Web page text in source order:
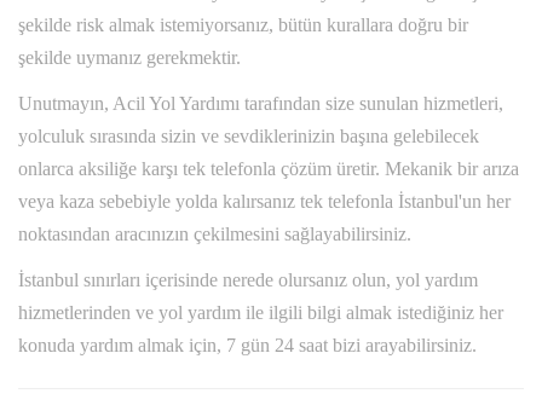
şekilde risk almak istemiyorsanız, bütün kurallara doğru bir
şekilde uymanız gerekmektir.
Unutmayın, Acil Yol Yardımı tarafından size sunulan hizmetleri,
yolculuk sırasında sizin ve sevdiklerinizin başına gelebilecek
onlarca aksiliğe karşı tek telefonla çözüm üretir. Mekanik bir arıza
veya kaza sebebiyle yolda kalırsanız tek telefonla İstanbul'un her
noktasından aracınızın çekilmesini sağlayabilirsiniz.
İstanbul sınırları içerisinde nerede olursanız olun, yol yardım
hizmetlerinden ve yol yardım ile ilgili bilgi almak istediğiniz her
konuda yardım almak için, 7 gün 24 saat bizi arayabilirsiniz.